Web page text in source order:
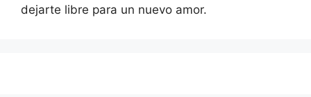
dejarte libre para un nuevo amor.